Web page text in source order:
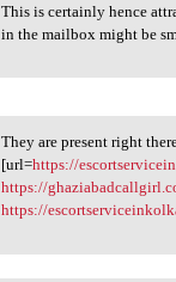
This is certainly
This is certainly hence
in the mailbox might be
They are present
They are present right
[url=https://
https://
https://